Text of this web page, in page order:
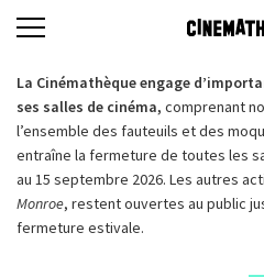
La Cinémathèque engage
ses salles de cinéma, comprenant
l’ensemble des fauteuils et des
entraîne la fermeture de toutes les
au 15 septembre 2026. Les autres
Monroe, restent ouvertes au public
fermeture estivale.